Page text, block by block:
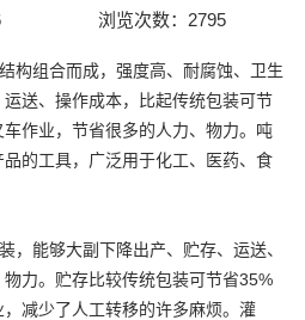
品中心
品优势
系我们
浏览次数：2795
组合而成，强度高、耐腐蚀、卫生
送、操作成本，比起传统包装可节
作业，节省很多的人力、物力。吨
的工具，广泛用于化工、医药、食
能够大副下降出产、贮存、运送、
力。贮存比较传统包装可节省35%
减少了人工转移的许多麻烦。灌